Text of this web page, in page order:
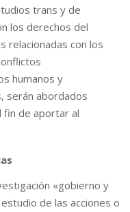
trans y de
los derechos del
relacionadas con los
humanos y
serán abordados
de aportar al
«gobierno y
de las acciones o